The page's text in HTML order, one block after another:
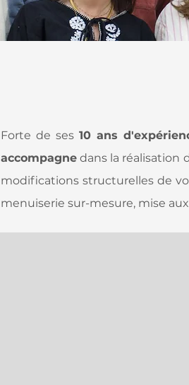
Forte de ses 10 ans
accompagne dans la réalisation
modifications structurelles de
menuiserie sur-mesure, mise